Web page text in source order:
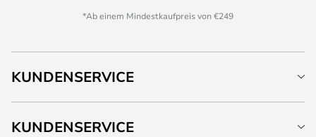
*Ab einem Mindestkaufpreis von €249
KUNDENSERVICE
KUNDENSERVICE